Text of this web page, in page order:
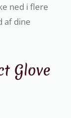
ned i flere
af dine
Glove